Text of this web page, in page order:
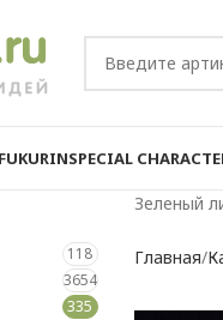
FUKURINSPECIAL
118
3654
335
Зеленый
Главная